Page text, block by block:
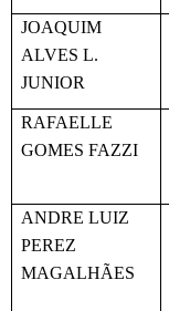
JOAQUIM
ALVES L.
JUNIOR
RAFAELLE
GOMES FAZZI
ANDRE LUIZ
PEREZ
MAGALHÃES